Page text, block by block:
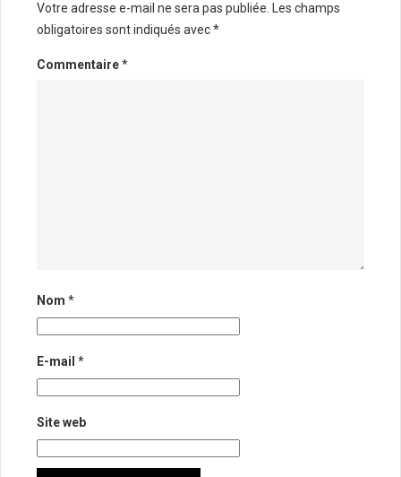
Votre adresse e-mail ne sera pas publiée.
Les champs
obligatoires sont indiqués avec*
Commentaire*
Nom *
E-mail *
Site web